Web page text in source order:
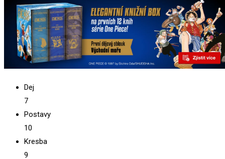
Dej
7
Postavy
10
Kresba
9